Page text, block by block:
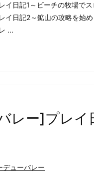
イ日記1～ビーチの牧場でス
イ日記2～鉱山の攻略を始め
...
レー]プレイ
デューバレー